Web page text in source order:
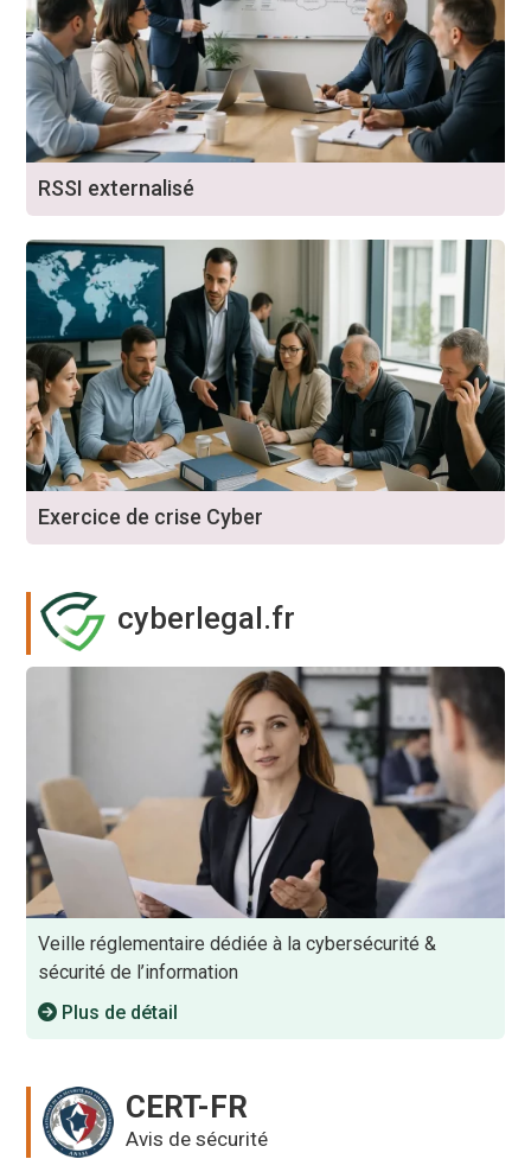
RSSI externalisé
Exercice de crise Cyber
cyberlegal.fr
Veille réglementaire dédiée à la cybersécurité &
sécurité de l’information
Plus de détail
CERT-FR
Avis de sécurité